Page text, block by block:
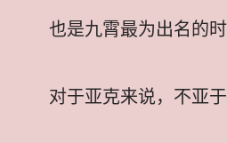
也是九霄最为出名的时
对于亚克来说，不亚于